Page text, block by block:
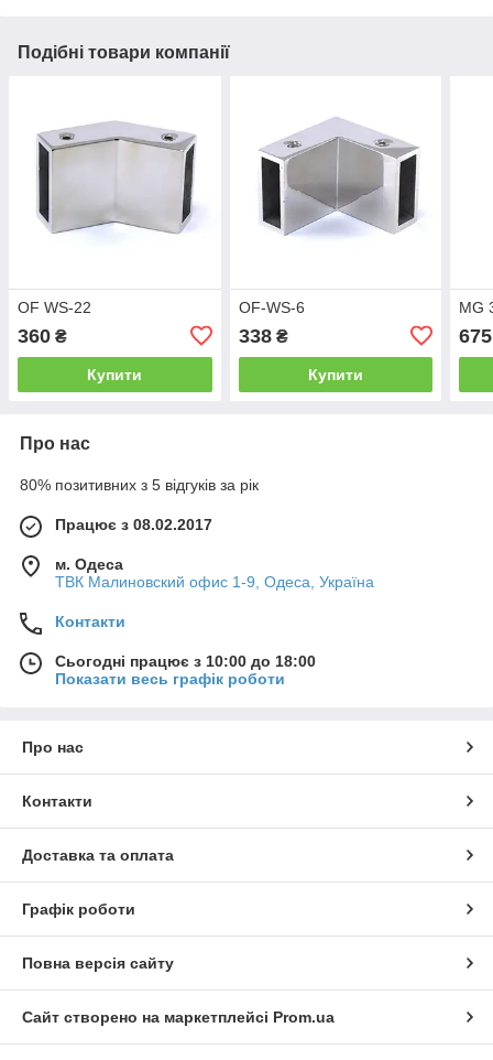
Подібні товари компанії
OF WS-22
360 ₴
Купити
OF-WS-6
338₴
Купити
MG
675
Про нас
80% позитивних з 5 відгуків за рік
Працює з 08.02.2017
м. Одеса
ТВК Малиновский офис 1-9, Одеса, Україна
Контакти
Сьогодні працює з 10:00 до 18:00
Показати весь графік роботи
Про нас
Контакти
Доставка та оплата
Графік роботи
Повна версія сайту
Сайт створено на маркетплейсі Prom.ua